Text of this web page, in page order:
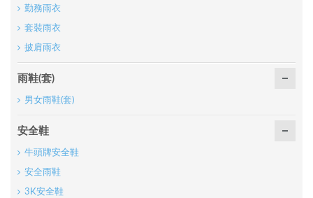
勤務雨衣
套裝雨衣
披肩雨衣
雨鞋(套)
男女雨鞋(套)
安全鞋
牛頭牌安全鞋
安全雨鞋
3K安全鞋